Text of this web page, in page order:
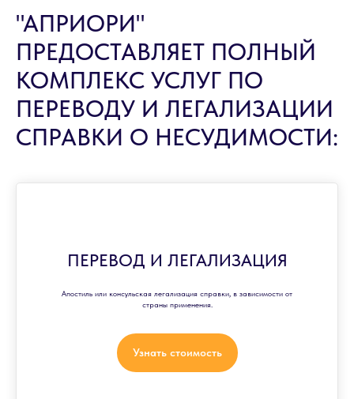
"АПРИОРИ"
ПРЕДОСТАВЛЯЕТ ПОЛНЫЙ
КОМПЛЕКС УСЛУГ ПО
ПЕРЕВОДУ И ЛЕГАЛИЗАЦИИ
СПРАВКИ О НЕСУДИМОСТИ:
ПЕРЕВОД И ЛЕГАЛИЗАЦИЯ
Апостиль или консульская легализация справки, в зависимости от
страны применения.
Узнать стоимость